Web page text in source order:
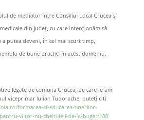
de mediator între Consiliul Local Crucea și
din județ, cu care intenționăm să
putea deveni, în cel mai scurt timp,
de bune practici în acest domeniu.
legate de comuna Crucea, pe care le-am
viceprimar Iulian Tudorache, puteți citi
formarea-si-educarea-tinerilor-
viitor-nu-cheltuieli-de-la-buget/188